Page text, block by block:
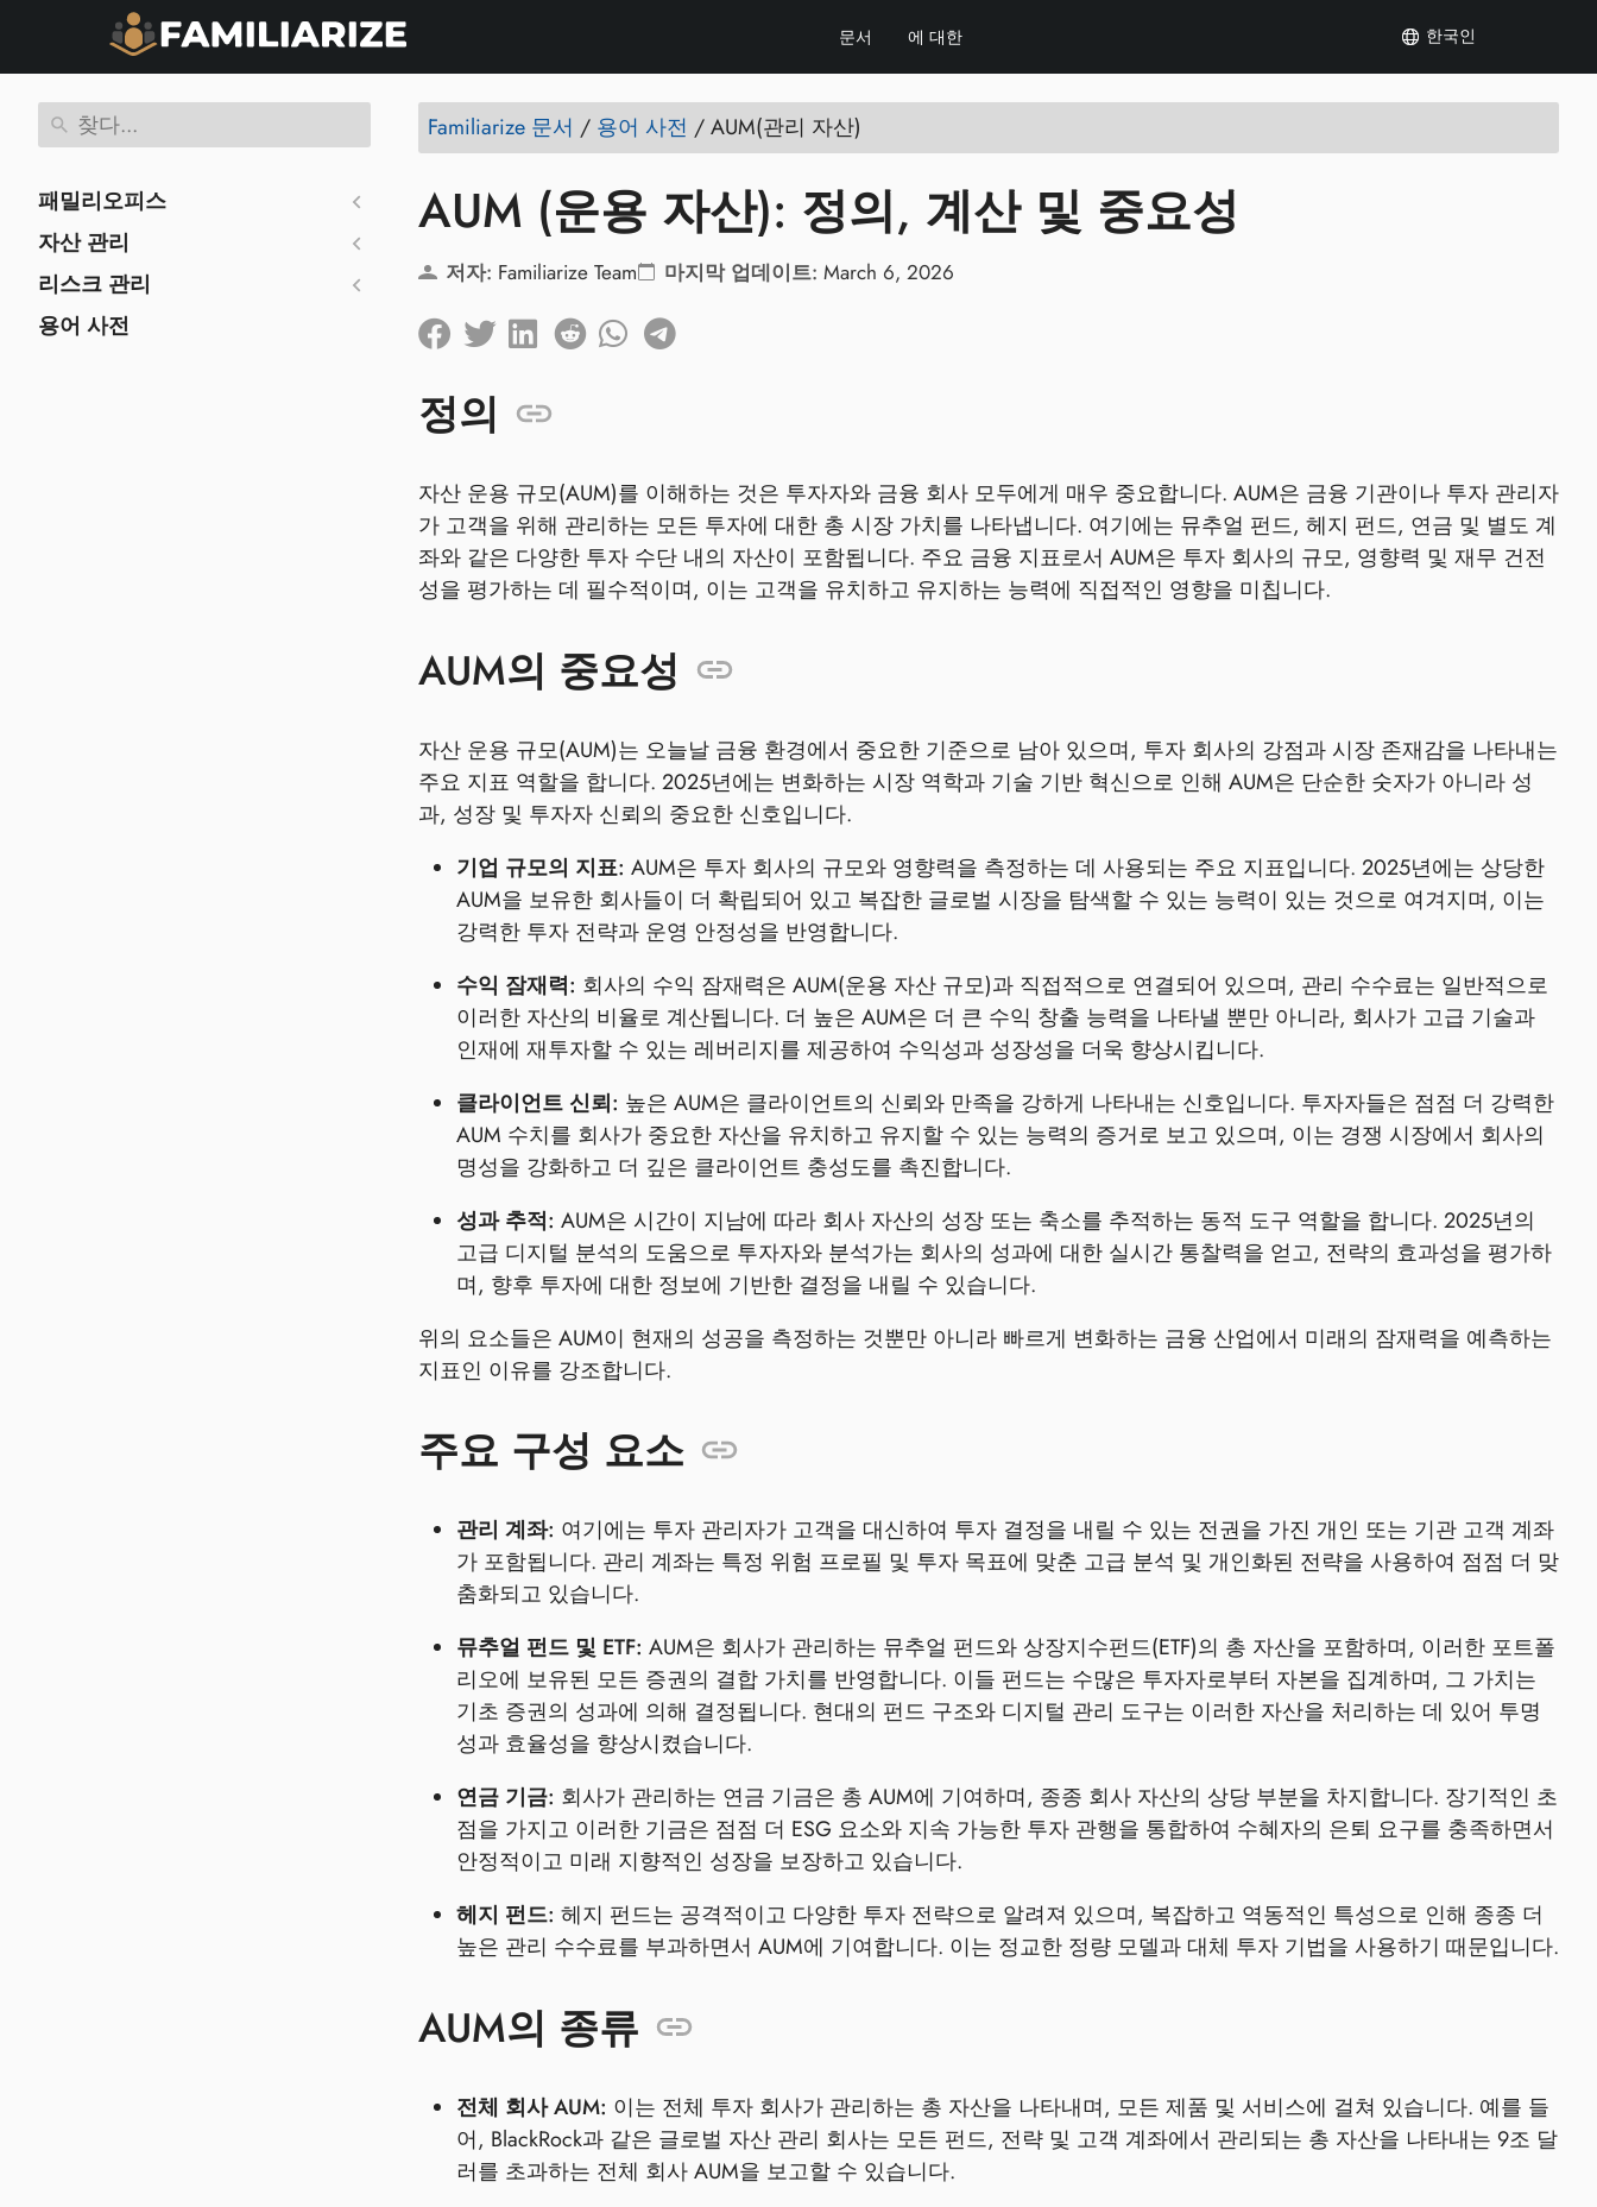
문서 에 대한 한국인
패밀리오피스
자산 관리
리스크 관리
용어 사전
Familiarize 문서 / 용어 사전 /AUM(관리 자산)
AUM (운용 자산): 정의, 계산 및 중요성
저자: Familiarize Team 마지막 업데이트: March 6, 2026
정의
자산 운용 규모(AUM)를 이해하는 것은 투자자와 금융 회사 모두에게 매우 중요합니다. AUM은 금융 기관이나 투자 관리자
가 고객을 위해 관리하는 모든 투자에 대한 총 시장 가치를 나타냅니다. 여기에는 뮤추얼 펀드, 헤지 펀드, 연금 및 별도 계
좌와 같은 다양한 투자 수단 내의 자산이 포함됩니다. 주요 금융 지표로서 AUM은 투자 회사의 규모, 영향력 및 재무 건전
성을 평가하는 데 필수적이며, 이는 고객을 유치하고 유지하는 능력에 직접적인 영향을 미칩니다.
AUM의 중요성
자산 운용 규모(AUM)는 오늘날 금융 환경에서 중요한 기준으로 남아 있으며, 투자 회사의 강점과 시장 존재감을 나타내는
주요 지표 역할을 합니다. 2025년에는 변화하는 시장 역학과 기술 기반 혁신으로 인해 AUM은 단순한 숫자가 아니라 성
과, 성장 및 투자자 신뢰의 중요한 신호입니다.
기업 규모의 지표: AUM은 투자 회사의 규모와 영향력을 측정하는 데 사용되는 주요 지표입니다. 2025년에는 상당한
AUM을 보유한 회사들이 더 확립되어 있고 복잡한 글로벌 시장을 탐색할 수 있는 능력이 있는 것으로 여겨지며, 이는
강력한 투자 전략과 운영 안정성을 반영합니다.
수익 잠재력: 회사의 수익 잠재력은 AUM(운용 자산 규모)과 직접적으로 연결되어 있으며, 관리 수수료는 일반적으로
이러한 자산의 비율로 계산됩니다. 더 높은 AUM은 더 큰 수익 창출 능력을 나타낼 뿐만 아니라, 회사가 고급 기술과
인재에 재투자할 수 있는 레버리지를 제공하여 수익성과 성장성을 더욱 향상시킵니다.
클라이언트 신뢰: 높은 AUM은 클라이언트의 신뢰와 만족을 강하게 나타내는 신호입니다. 투자자들은 점점 더 강력한
AUM 수치를 회사가 중요한 자산을 유치하고 유지할 수 있는 능력의 증거로 보고 있으며, 이는 경쟁 시장에서 회사의
명성을 강화하고 더 깊은 클라이언트 충성도를 촉진합니다.
성과 추적: AUM은 시간이 지남에 따라 회사 자산의 성장 또는 축소를 추적하는 동적 도구 역할을 합니다. 2025년의
고급 디지털 분석의 도움으로 투자자와 분석가는 회사의 성과에 대한 실시간 통찰력을 얻고, 전략의 효과성을 평가하
며, 향후 투자에 대한 정보에 기반한 결정을 내릴 수 있습니다.
위의 요소들은 AUM이 현재의 성공을 측정하는 것뿐만 아니라 빠르게 변화하는 금융 산업에서 미래의 잠재력을 예측하는
지표인 이유를 강조합니다.
주요 구성 요소
관리 계좌: 여기에는 투자 관리자가 고객을 대신하여 투자 결정을 내릴 수 있는 전권을 가진 개인 또는 기관 고객 계좌
가 포함됩니다. 관리 계좌는 특정 위험 프로필 및 투자 목표에 맞춘 고급 분석 및 개인화된 전략을 사용하여 점점 더 맞
춤화되고 있습니다.
뮤추얼 펀드 및 ETF: AUM은 회사가 관리하는 뮤추얼 펀드와 상장지수펀드(ETF)의 총 자산을 포함하며, 이러한 포트폴
리오에 보유된 모든 증권의 결합 가치를 반영합니다. 이들 펀드는 수많은 투자자로부터 자본을 집계하며, 그 가치는
기초 증권의 성과에 의해 결정됩니다. 현대의 펀드 구조와 디지털 관리 도구는 이러한 자산을 처리하는 데 있어 투명
성과 효율성을 향상시켰습니다.
연금 기금: 회사가 관리하는 연금 기금은 총 AUM에 기여하며, 종종 회사 자산의 상당 부분을 차지합니다. 장기적인 초
점을 가지고 이러한 기금은 점점 더 ESG 요소와 지속 가능한 투자 관행을 통합하여 수혜자의 은퇴 요구를 충족하면서
안정적이고 미래 지향적인 성장을 보장하고 있습니다.
헤지 펀드: 헤지 펀드는 공격적이고 다양한 투자 전략으로 알려져 있으며, 복잡하고 역동적인 특성으로 인해 종종 더
높은 관리 수수료를 부과하면서 AUM에 기여합니다. 이는 정교한 정량 모델과 대체 투자 기법을 사용하기 때문입니다.
AUM의 종류
전체 회사 AUM: 이는 전체 투자 회사가 관리하는 총 자산을 나타내며, 모든 제품 및 서비스에 걸쳐 있습니다. 예를 들
어, BlackRock과 같은 글로벌 자산 관리 회사는 모든 펀드, 전략 및 고객 계좌에서 관리되는 총 자산을 나타내는 9조 달
러를 초과하는 전체 회사 AUM을 보고할 수 있습니다.